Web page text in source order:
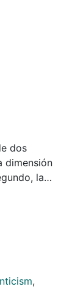
dos
dimensión
la
frente
Nuestro
del poeta
1805, o
inseparable
,